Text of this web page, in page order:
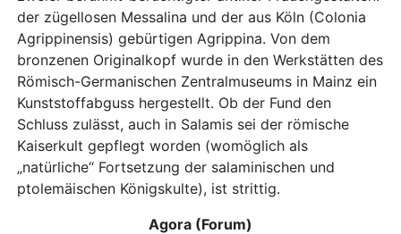
der zügellosen Messalina und der aus Köln (Colonia
Agrippinensis) gebürtigen Agrippina. Von dem
bronzenen Originalkopf wurde in den Werkstätten des
Römisch-Germanischen Zentralmuseums in Mainz ein
Kunststoffabguss hergestellt. Ob der Fund den
Schluss zulässt, auch in Salamis sei der römische
Kaiserkult gepflegt worden (womöglich als
„natürliche“ Fortsetzung der salaminischen und
ptolemäischen Königskulte), ist strittig.
Agora (Forum)